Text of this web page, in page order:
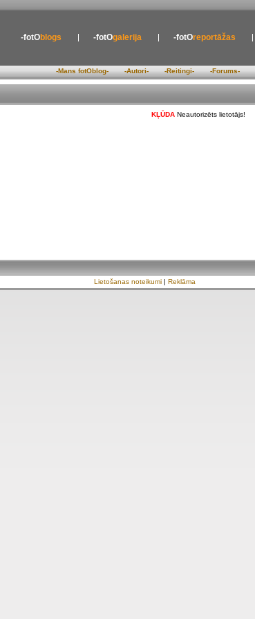
-fotOblogs -fotOgalerija -fotOreportāžas
-Mans fotOblog- -Autori- -Reitingi- -Forums-
KĻŪDA Neautorizēts lietotājs!
Lietošanas noteikumi | Reklāma